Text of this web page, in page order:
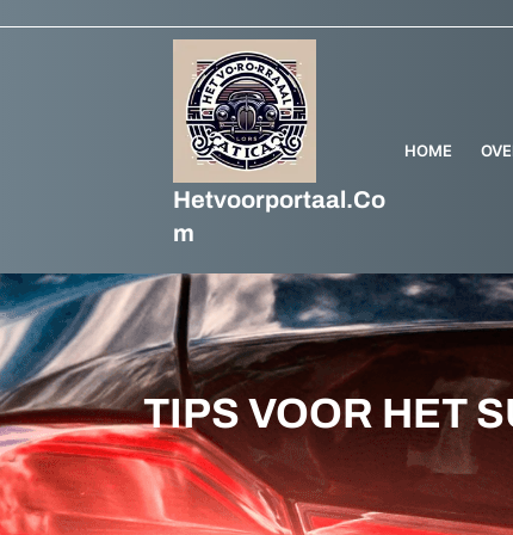
Ga
Hetvoorportaal.co
M
HOME
TIPS VOOR HET